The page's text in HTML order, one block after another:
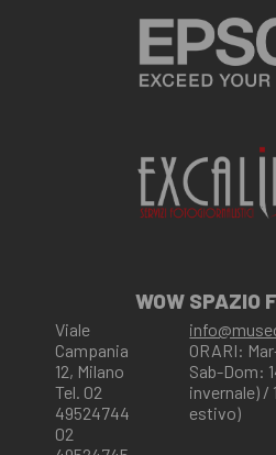
WOW SPAZIO
Viale
Campania
12, Milano
Tel. 02
49524744
02
ORARI:
Sab-Dom:
invernale)
estivo)